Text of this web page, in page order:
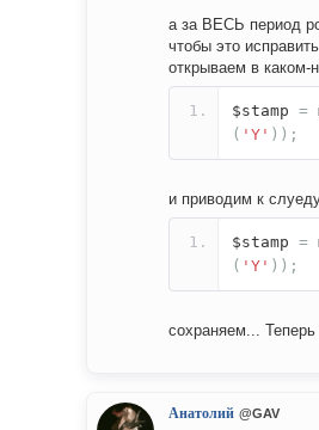
а за ВЕСЬ период
чтобы это
открываем в
$stamp =
( 'Y' ));
и приводим к
$stamp =
( 'Y' ));
сохраняем...
Анатолий @GAV